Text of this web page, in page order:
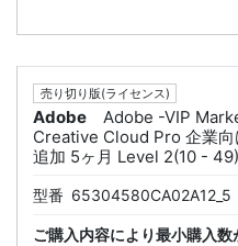
売り切り版(ライセンス)
Adobe
Adobe -VIP
Creative Cloud Pro 企業向
追加 5ヶ月 Level 2(10 - 49)
型番 65304580CA02A12_5
ご購入内容により最小購入